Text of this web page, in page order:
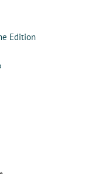
Edition